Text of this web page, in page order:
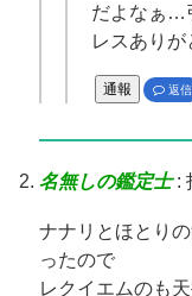
だよなぁ…
レスありが
通報 返信
名無しの鑑定士:
ナナリとほとり
ったので
レクイエムのも